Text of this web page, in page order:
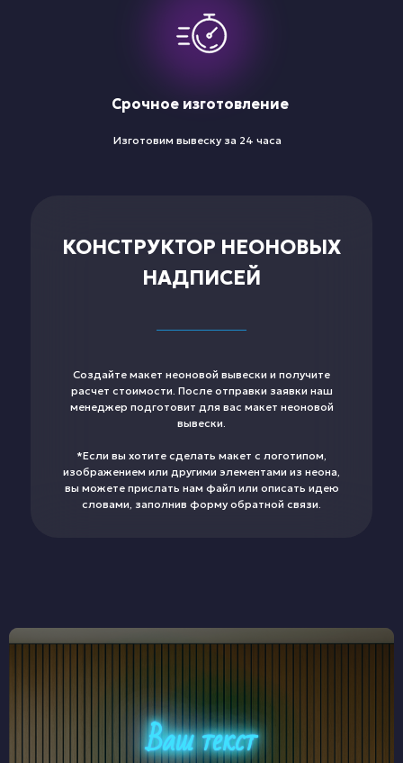
Изготовим вывеску за 24 часа
Срочное изготовление
КОНСТРУКТОР НЕОНОВЫХ
НАДПИСЕЙ
Создайте макет неоновой вывески и получите
расчет стоимости. После отправки заявки наш
менеджер подготовит для вас макет неоновой
вывески.
*Если вы хотите сделать макет с логотипом,
изображением или другими элементами из неона,
вы можете прислать нам файл или описать идею
словами, заполнив форму обратной связи.
Ваш текст